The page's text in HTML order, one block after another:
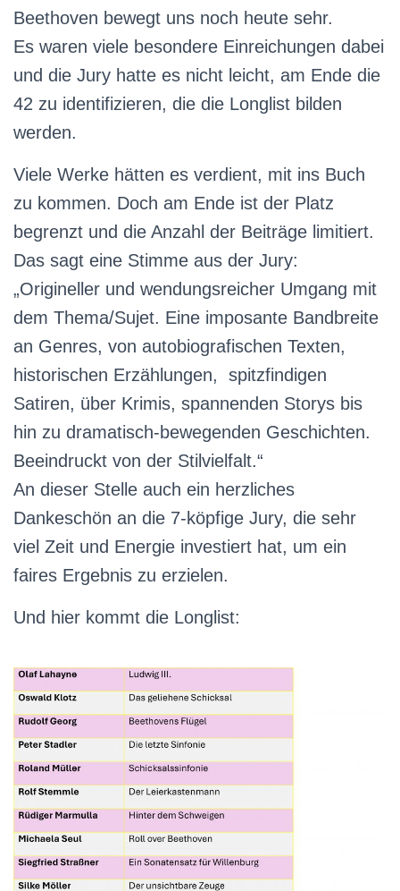
Beethoven bewegt uns noch heute sehr.
Es waren viele besondere Einreichungen dabei
und die Jury hatte es nicht leicht, am Ende die
42 zu identifizieren, die die Longlist bilden
werden.
Viele Werke hätten es verdient, mit ins Buch
zu kommen. Doch am Ende ist der Platz
begrenzt und die Anzahl der Beiträge limitiert.
Das sagt eine Stimme aus der Jury:
„Origineller und wendungsreicher Umgang mit
dem Thema/Sujet. Eine imposante Bandbreite
an Genres, von autobiografischen Texten,
historischen Erzählungen, spitzfindigen
Satiren, über Krimis, spannenden Storys bis
hin zu dramatisch-bewegenden Geschichten.
Beeindruckt von der Stilvielfalt.“
An dieser Stelle auch ein herzliches
Dankeschön an die 7-köpfige Jury, die sehr
viel Zeit und Energie investiert hat, um ein
faires Ergebnis zu erzielen.
Und hier kommt die Longlist: